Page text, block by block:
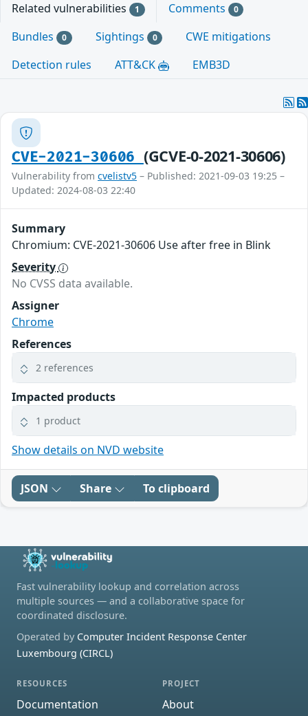
Related vulnerabilities 1 Comments 0
Bundles 0 Sightings 0
CWE mitigations
Detection rules
ATT&CK EMB3D
CVE-2021-30606 (GCVE-0-2021-30606)
Vulnerability from cvelistv5 – Published: 2021-09-03 19:25 –
Updated: 2024-08-03 22:40
Summary
Chromium: CVE-2021-30606 Use after free in Blink
Severity
No CVSS data available.
Assigner
Chrome
References
2 references
Impacted products
1 product
Show details on NVD website
JSON Share To clipboard
Fast vulnerability lookup and correlation across
multiple sources — and a collaborative space for
coordinated disclosure.
Operated by Computer Incident Response Center
Luxembourg (CIRCL)
RESOURCES
Documentation
PROJECT
About